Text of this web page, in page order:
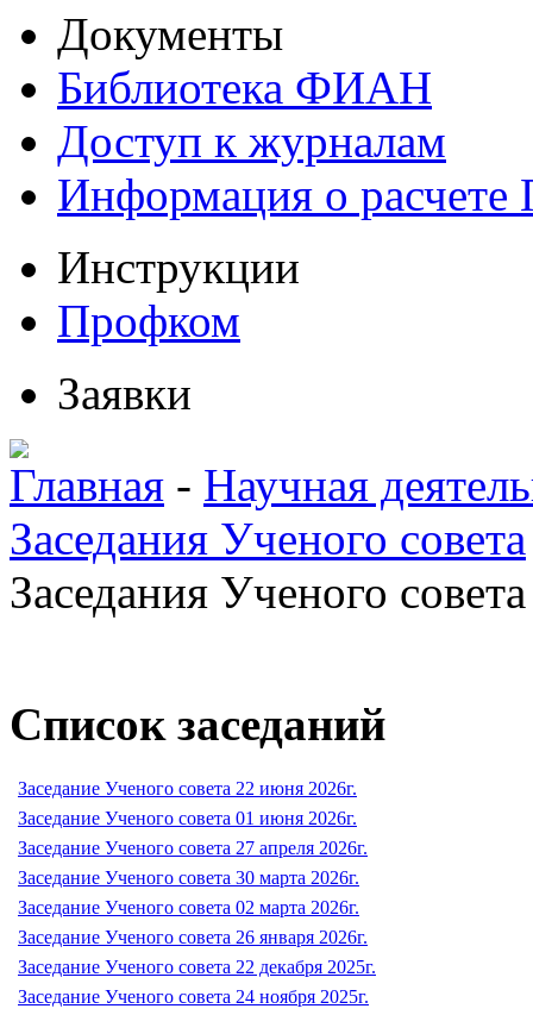
Документы
Библиотека ФИАН
Доступ к журналам
Информация о
Инструкции
Профком
Заявки
Главная - Научная
Заседания Ученого совета
Заседания Ученого
Список заседаний
Заседание Ученого совета 22 июня 2026г.
Заседание Ученого совета 01 июня 2026г.
Заседание Ученого совета 27 апреля 2026г.
Заседание Ученого совета 30 марта 2026г.
Заседание Ученого совета 02 марта 2026г.
Заседание Ученого совета 26 января 2026г.
Заседание Ученого совета 22 декабря 2025г.
Заседание Ученого совета 24 ноября 2025г.